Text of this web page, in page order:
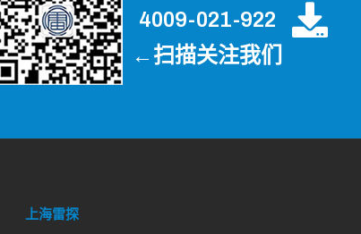
4009-021-922
←扫描关注我们
上海雷探